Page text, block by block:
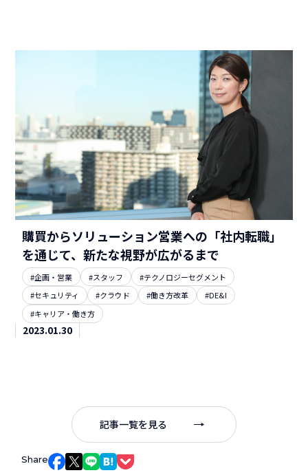
Share Facebookでシェア
Xでシェア
LINEでシェア
はてなブックマークでシェア
購買からソリューション営業への「社内転職」
を通じて、新たな視野が広がるまで
#企画・営業 #スタッフ
#テクノロジーセグメント
#セキュリティ
#クラウド #働き方改革
#DE&I
#キャリア・働き方
2023.01.30
記事一覧を見る